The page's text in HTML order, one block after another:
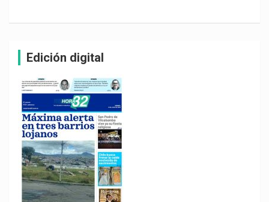
Edición digital